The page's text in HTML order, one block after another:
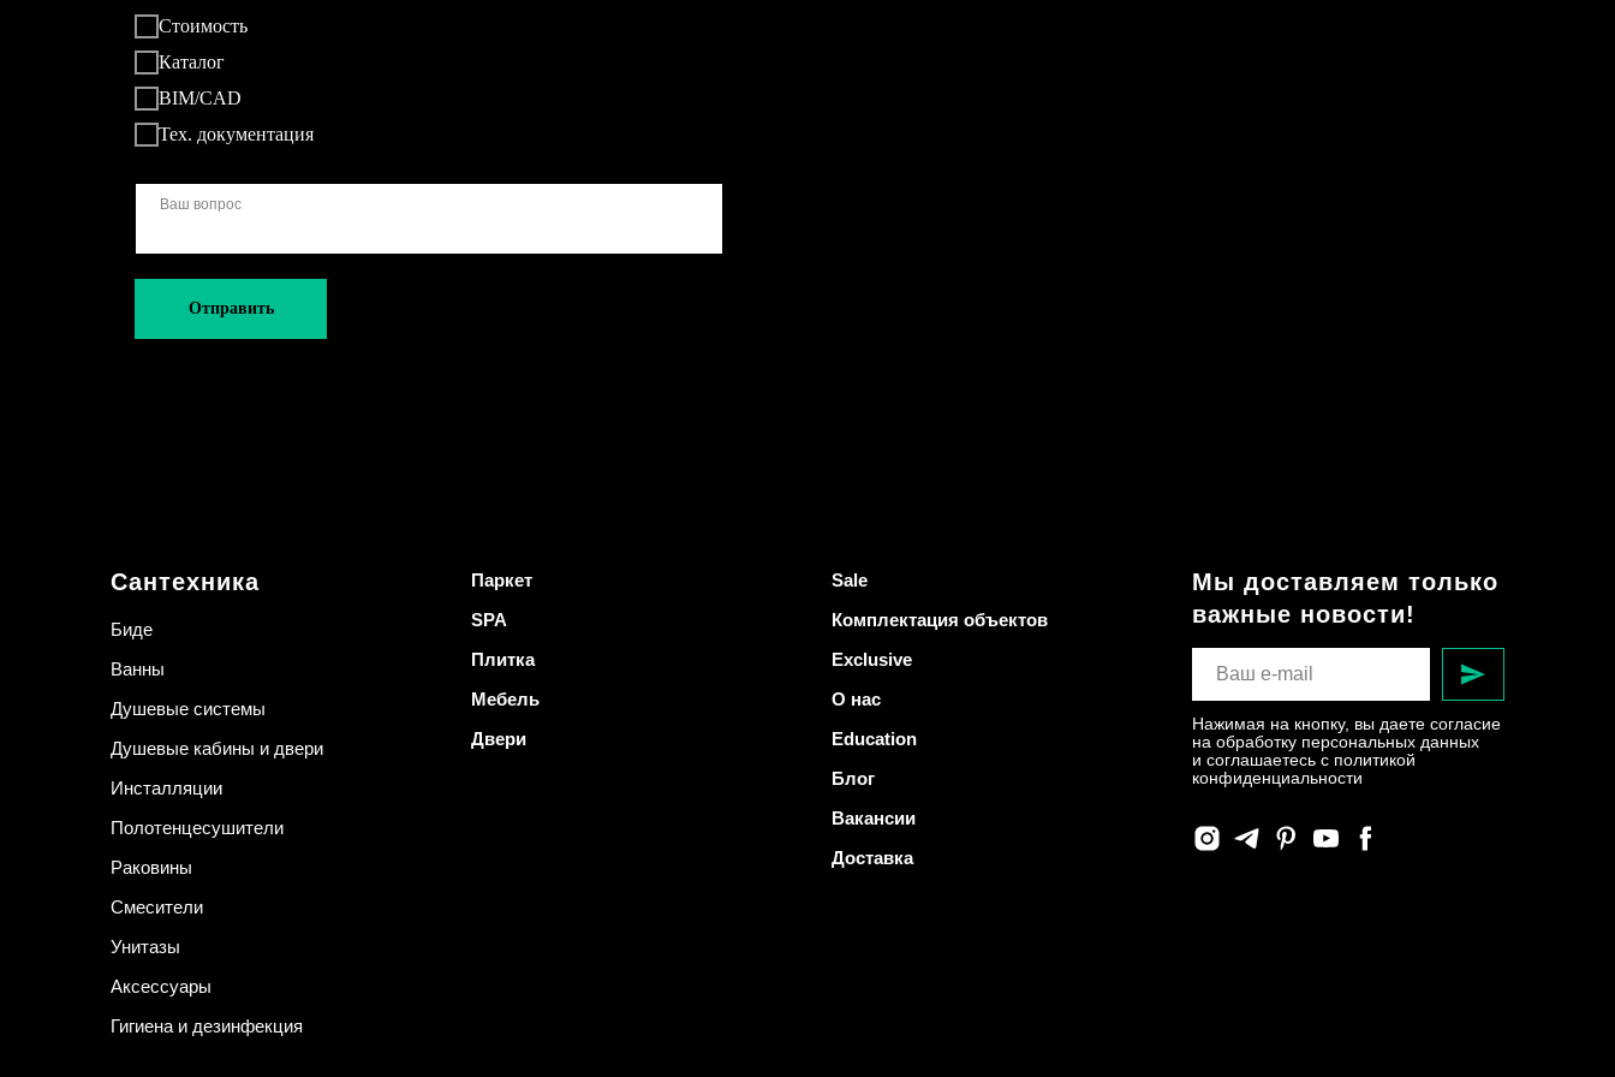
Стоимость
Каталог
BIM/CAD
Тех. документация
Отправить
Сантехника
Биде
Ванны
Душевые системы
Душевые кабины и двери
Инсталляции
Полотенцесушители
Раковины
Смесители
Унитазы
Аксессуары
Гигиена и дезинфекция
Паркет
SPA
Плитка
Мебель
Двери
Sale
Комплектация объектов
Exclusive
О нас
Education
Блог
Вакансии
Доставка
Мы доставляем только
важные новости!
Нажимая на кнопку, вы даете согласие
на обработку персональных данных
и соглашаетесь c политикой
конфиденциальности